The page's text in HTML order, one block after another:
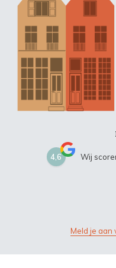
4,6 Wij
Meld je aan